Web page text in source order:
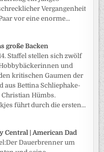
Vergangenheit
vor eine enorme...
große Backen
Staffel stellen sich zwölf
und
kritischen Gaumen der
aus Bettina Schliephake-
Hümbs.
führt durch die ersten...
Central | American Dad
Dauerbrenner um